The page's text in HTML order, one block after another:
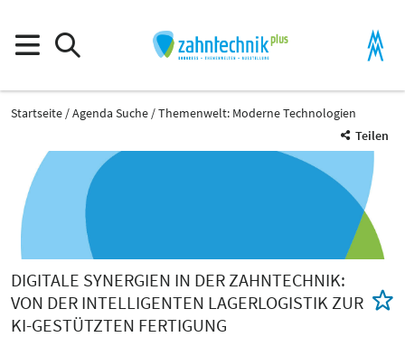
Startseite Agenda Suche
Themenwelt: Moderne Technologien
Teilen
DIGITALE SYNERGIEN IN DER ZAHNTECHNIK:
VON DER INTELLIGENTEN LAGERLOGISTIK ZUR
KI-GESTÜTZTEN FERTIGUNG